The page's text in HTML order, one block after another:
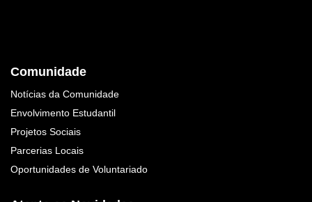
Comunidade
Notícias da Comunidade
Envolvimento Estudantil
Projetos Sociais
Parcerias Locais
Oportunidades de Voluntariado